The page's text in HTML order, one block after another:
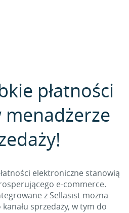
płatności
menadżerze
elektroniczne stanowią
e-commerce.
z Sellasist można
sprzedaży, w tym do